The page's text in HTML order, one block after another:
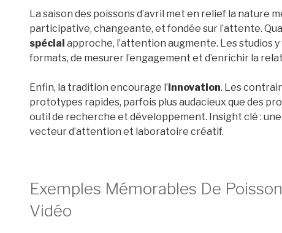
La saison des poissons d’avril met en relief la nature
participative, changeante, et fondée sur l’attente.
spécial approche, l’attention augmente. Les studios
formats, de mesurer l’engagement et d’enrichir la
Enfin, la tradition encourage l’innovation. Les
prototypes rapides, parfois plus audacieux que des
outil de recherche et développement. Insight clé :
vecteur d’attention et laboratoire créatif.
Exemples Mémorables De
Vidéo